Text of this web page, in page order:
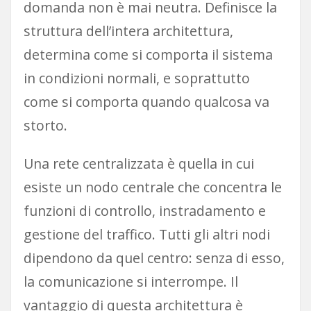
domanda non è mai neutra. Definisce la
struttura dell’intera architettura,
determina come si comporta il sistema
in condizioni normali, e soprattutto
come si comporta quando qualcosa va
storto.
Una rete centralizzata è quella in cui
esiste un nodo centrale che concentra le
funzioni di controllo, instradamento e
gestione del traffico. Tutti gli altri nodi
dipendono da quel centro: senza di esso,
la comunicazione si interrompe. Il
vantaggio di questa architettura è